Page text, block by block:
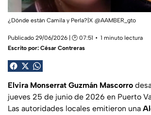
¿Dónde están Camila y Perla?|X @AAMBER_gto
Publicado 29/06/2026 | 🕑 07:51
1 minuto lectura
Escrito por: César Contreras
Elvira Monserrat Guzmán Mascorro
jueves 25 de junio de 2026 en Puerto
Las autoridades locales emitieron una